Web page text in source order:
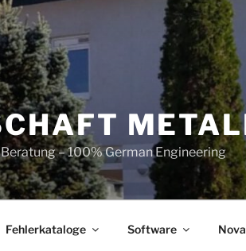
– 100% German Engineering
Fehlerkataloge Software